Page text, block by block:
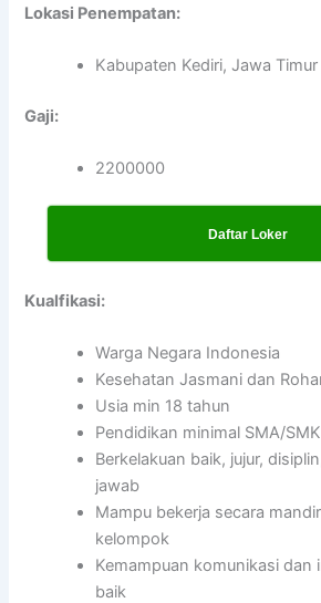
Lokasi Penempatan:
Kabupaten Kediri, Jawa Timur
Gaji:
2200000
Daftar Loker
Kualfikasi:
Warga Negara Indonesia
Kesehatan Jasmani dan
Usia min 18 tahun
Pendidikan minimal SMA/
Berkelakuan baik, jujur,
jawab
Mampu bekerja secara
kelompok
Kemampuan komunikasi dan
baik